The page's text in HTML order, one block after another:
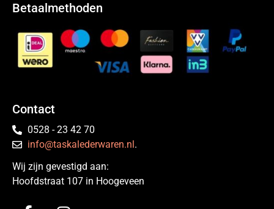
Betaalmethoden
Contact
0528 - 23 42 70
info@taskalederwaren.nl .
Wij zijn gevestigd aan:
Hoofdstraat 107 in Hoogeveen